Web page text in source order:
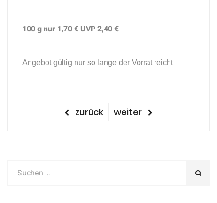
100 g nur 1,70 € UVP 2,40 €
Angebot gültig nur so lange der Vorrat reicht
Beitragsnavigation
vorheriger
zurück
nächster
weiter